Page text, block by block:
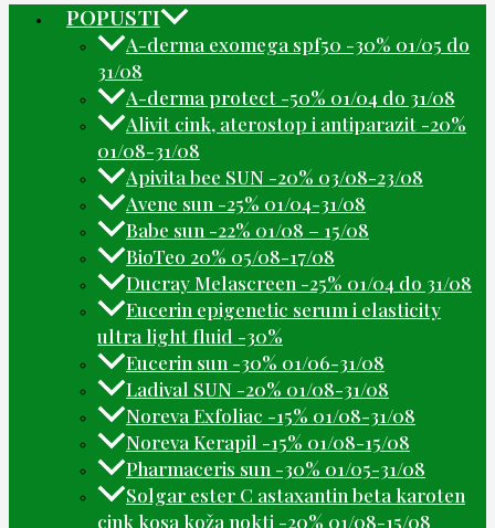
POPUSTI
A-derma exomega spf50 -30% 01/05 do
31/08
A-derma protect -50% 01/04 do 31/08
Alivit cink, aterostop i antiparazit -20%
01/08-31/08
Apivita bee SUN -20% 03/08-23/08
Avene sun -25% 01/04-31/08
Babe sun -22% 01/08 – 15/08
BioTeo 20% 05/08-17/08
Ducray Melascreen -25% 01/04 do 31/08
Eucerin epigenetic serum i elasticity
ultra light fluid -30%
Eucerin sun -30% 01/06-31/08
Ladival SUN -20% 01/08-31/08
Noreva Exfoliac -15% 01/08-31/08
Noreva Kerapil -15% 01/08-15/08
Pharmaceris sun -30% 01/05-31/08
Solgar ester C astaxantin beta karoten
cink kosa koža nokti -20% 01/08-15/08